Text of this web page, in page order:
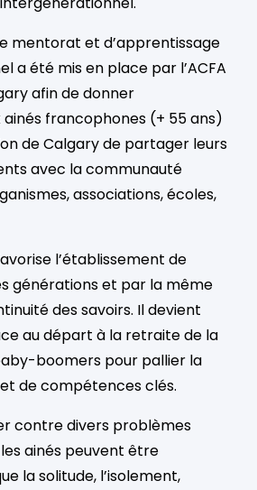
mentorat et d’apprentissage
a été mis en place par l’ACFA
afin de donner
ainés francophones (+ 55 ans)
de Calgary de partager leurs
avec la communauté
associations, écoles,
l’établissement de
générations et par la même
des savoirs. Il devient
au départ à la retraite de la
boomers pour pallier la
de compétences clés.
contre divers problèmes
ainés peuvent être
la solitude, l’isolement,